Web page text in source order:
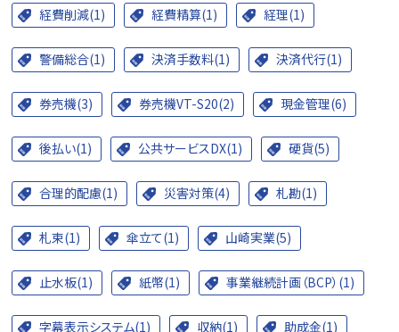
経費削減(1) 経費精算(1) 経理(1)
警備総合(1) 決済手数料(1) 決済代行(1)
券売機(3) 券売機VT-S20(2) 現金管理(6)
後払い(1) 公共サービスDX(1) 硬貨(5)
合理的配慮(1) 災害対策(4) 札勘(1)
札束(1) 傘立て(1) 山崎実業(5)
止水板(1) 紙幣(1) 事業継続計画（BCP）(1)
字幕表示システム(1) 収納(1) 助成金(1)